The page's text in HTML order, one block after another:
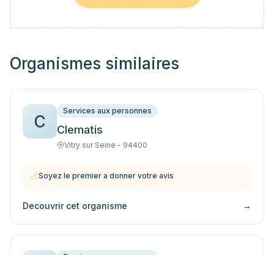
Organismes similaires
C
Services aux personnes
Clematis
Vitry sur Seine - 94400
Soyez le premier a donner votre avis
Decouvrir cet organisme →